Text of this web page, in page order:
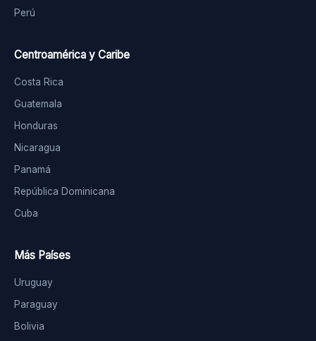
Perú
Centroamérica y Caribe
Costa Rica
Guatemala
Honduras
Nicaragua
Panamá
República Dominicana
Cuba
Más Países
Uruguay
Paraguay
Bolivia